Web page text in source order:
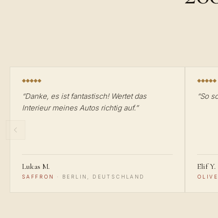
“Danke, es ist fantastisch! Wertet das
Interieur meines Autos richtig auf.”
Lukas M.
SAFFRON · BERLIN, DEUTSCHLAND
“So
Elif Y.
OLIVE